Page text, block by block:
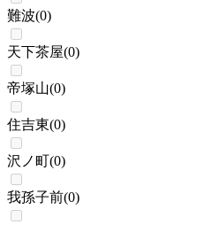
難波(0)
天下茶屋(0)
帝塚山(0)
住吉東(0)
沢ノ町(0)
我孫子前(0)